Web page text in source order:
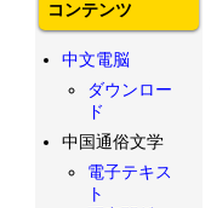
コンテンツ
中文電脳
ダウンロー
ド
中国通俗文学
電子テキス
ト